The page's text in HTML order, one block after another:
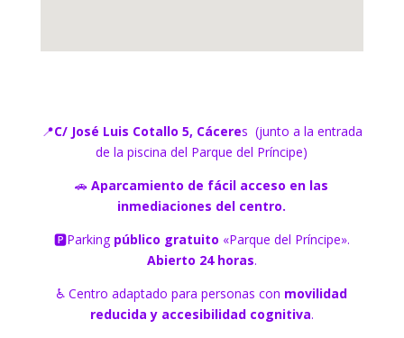
📍C/ José Luis Cotallo 5, Cáceres (junto a la entrada
de la piscina del Parque del Príncipe)
🚗Aparcamiento de fácil acceso en las
inmediaciones del centro.
🅿️Parking público gratuito «Parque del Príncipe».
Abierto 24 horas.
♿ Centro adaptado para personas con movilidad
reducida y accesibilidad cognitiva.